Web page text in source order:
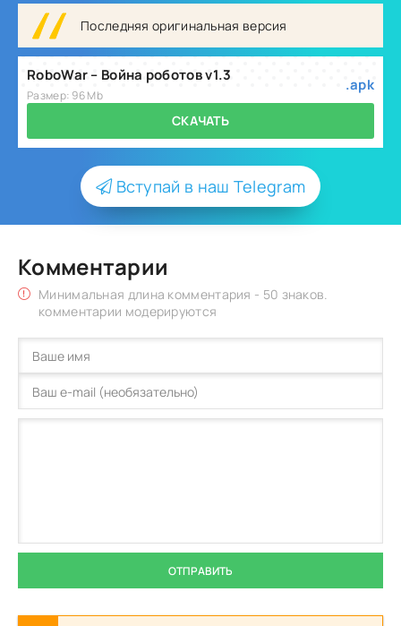
Последняя оригинальная версия
RoboWar – Война роботов v1.3
Размер: 96 Mb
.apk
СКАЧАТЬ
Вступай в наш Telegram
Комментарии
Минимальная длина комментария - 50 знаков.
комментарии модерируются
ОТПРАВИТЬ